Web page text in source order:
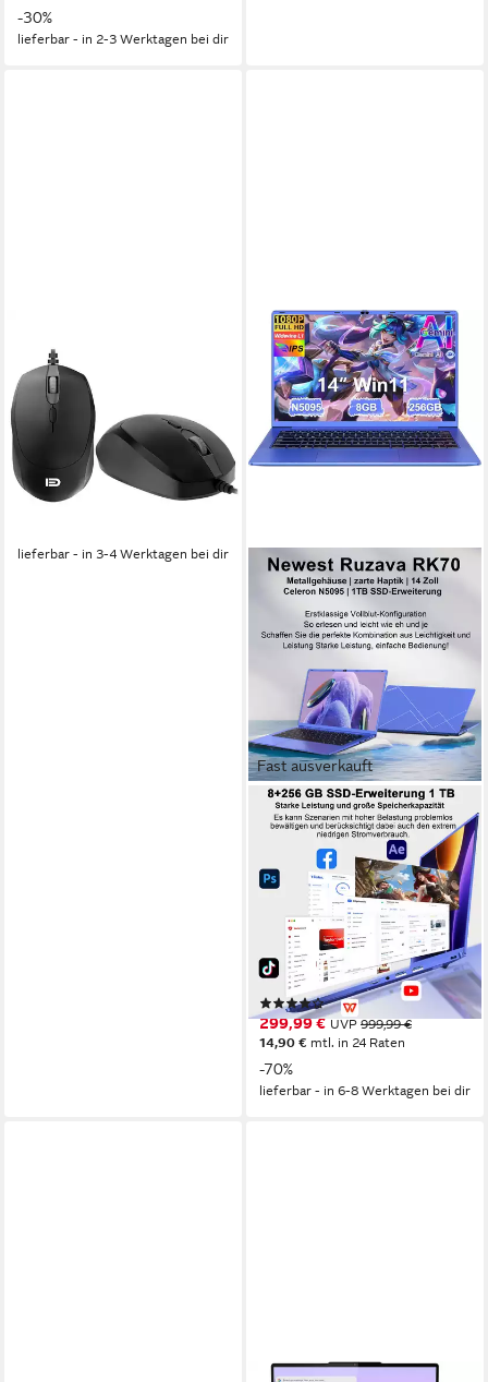
-30%
lieferbar - in 2-3 Werktagen bei dir
15,6 Zoll Ultradünner Metall-
Laptop Intel Core i7 - Kühl,
Leise, Mobil Notebook
15.6 Zoll
Bildschirmdiagonale
Arbeitsspeicher
512 GB
Speicherkapazität
ab 19,99 €
lieferbar - in 3-4 Werktagen bei dir
Fast ausverkauft
BVATE
2026 14-Zoll-Laptop-
Computer, 8 GB DDR4, Quad-
Core N5095 CPU Notebook
Notebook
14 Zoll
Bildschirmdiagonale
8 GB Arbeitsspeicher
256 GB
Speicherkapazität
(5)
299,99 € UVP 999,99 €
14,90 € mtl. in 24 Raten
-70%
lieferbar - in 6-8 Werktagen bei dir